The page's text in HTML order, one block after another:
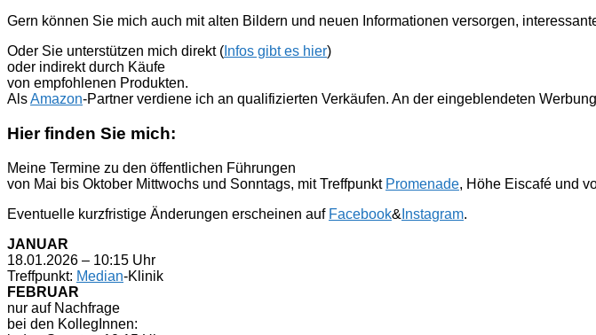
Gern können Sie mich auch mit alten Bildern und neuen Informationen versorgen,
Oder Sie unterstützen mich direkt ( Infos gibt es hier)
oder indirekt durch Käufe
von empfohlenen Produkten.
AlsAmazon-Partner verdiene ich an qualifizierten Verkäufen. An der eingeblendeten
Hier finden Sie mich:
Meine Termine zu den öffentlichen Führungen
von Mai bis Oktober Mittwochs und Sonntags, mit Treffpunkt Promenade, Höhe Eiscafé und
Eventuelle kurzfristige Änderungen erscheinen auf Facebook& Instagram.
JANUAR
18.01.2026 – 10:15 Uhr
Treffpunkt: Median-Klinik
FEBRUAR
nur auf Nachfrage
bei den KollegInnen: